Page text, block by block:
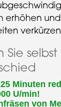
erhöhen und
Sie
Minuten
U/min!
von